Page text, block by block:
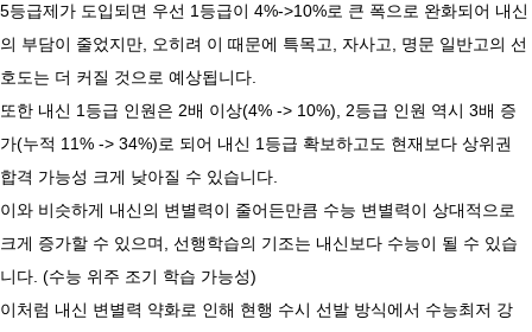
5등급제가 도입되면 우선 1등급이 4%->10%로 큰 폭으로 완화되어 내신
의 부담이 줄었지만, 오히려 이 때문에 특목고, 자사고, 명문 일반고의 선
호도는 더 커질 것으로 예상됩니다.
​또한 내신 1등급 인원은 2배 이상(4% -> 10%), 2등급 인원 역시 3배 증
가(누적 11% -> 34%)로 되어 내신 1등급 확보하고도 현재보다 상위권
합격 가능성 크게 낮아질 수 있습니다.
이와 비슷하게 내신의 변별력이 줄어든만큼 수능 변별력이 상대적으로
크게 증가할 수 있으며, 선행학습의 기조는 내신보다 수능이 될 수 있습
니다. (수능 위주 조기 학습 가능성)
이처럼 내신 변별력 약화로 인해 현행 수시 선발 방식에서 수능최저 강